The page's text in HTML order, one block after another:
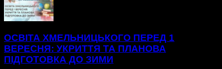
ОСВІТА ХМЕЛЬНИЦЬКОГО ПЕРЕД 1
ВЕРЕСНЯ: УКРИТТЯ ТА ПЛАНОВА
ПІДГОТОВКА ДО ЗИМИ